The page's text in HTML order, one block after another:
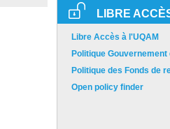
LIBRE
Libre Accès à l'UQAM
Politique Gouvernement
Politique des Fonds de
Open policy finder